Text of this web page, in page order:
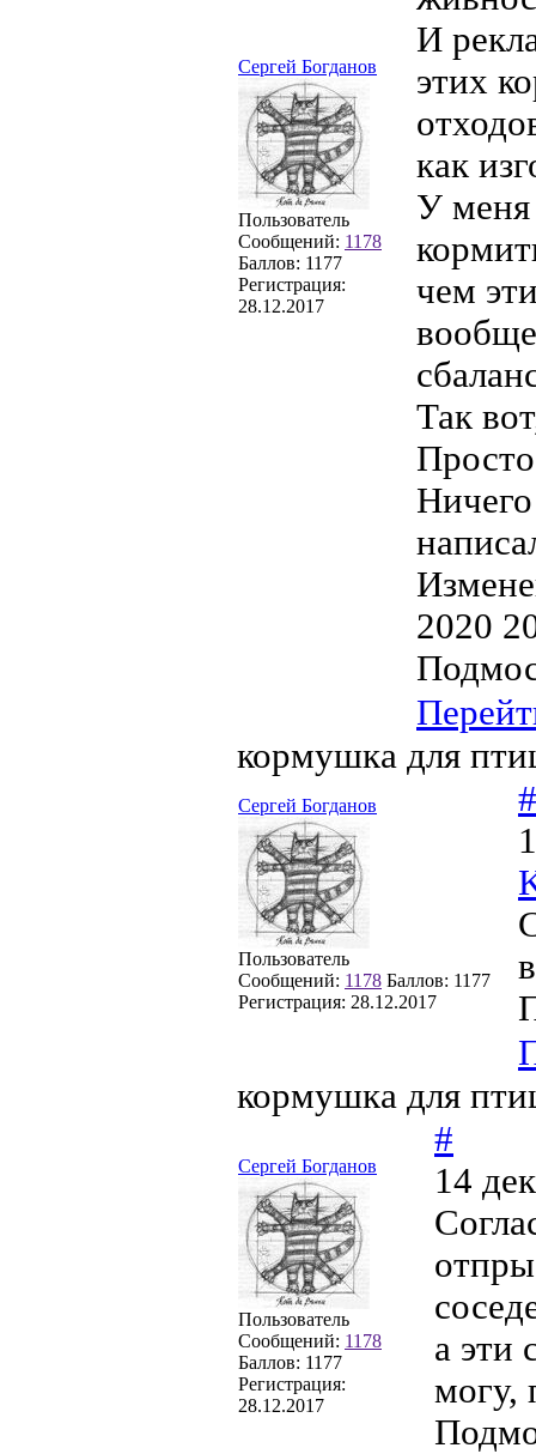
Сергей Богданов
Пользователь
Сообщений: 1178
Баллов: 1177
Регистрация:
28.12.2017
И
этих
как
У меня
чем
Так
2020
кормушка для
Сергей Богданов
Пользователь
Сообщений: 1178 Баллов: 1177
Регистрация: 28.12.2017
#
кормушка для
Сергей Богданов
Пользователь
Сообщений: 1178
Баллов: 1177
Регистрация:
28.12.2017
#
14
а эти
могу,